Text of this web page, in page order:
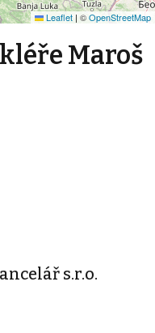
Leaflet | ©OpenStreetMap
Maroš
s.r.o.